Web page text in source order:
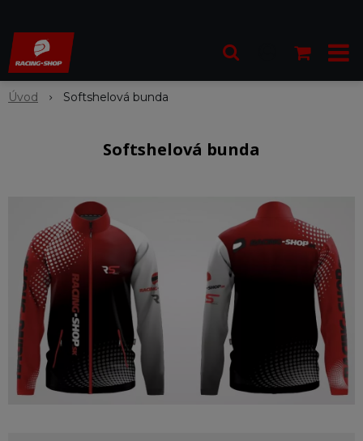
Úvod Softshelová bunda
Softshelová bunda